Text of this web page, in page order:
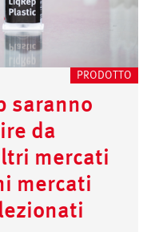
PRODOTTO
saranno
da
mercati
mercati